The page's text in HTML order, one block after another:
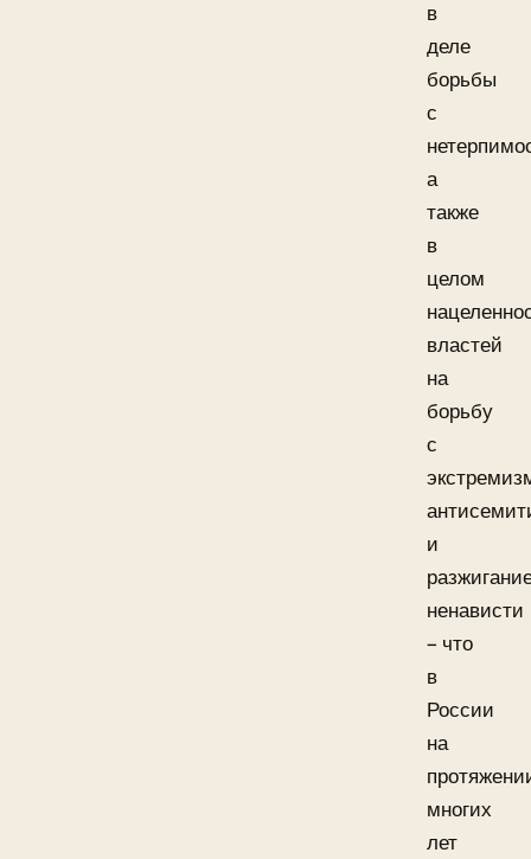
в
деле
борьбы
с
а
также
в
целом
властей
на
борьбу
с
и
ненависти
– что
в
России
на
многих
лет